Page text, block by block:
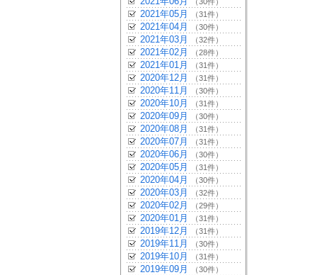
2021年05月 （31件）
2021年04月 （30件）
2021年03月 （32件）
2021年02月 （28件）
2021年01月 （31件）
2020年12月 （31件）
2020年11月 （30件）
2020年10月 （31件）
2020年09月 （30件）
2020年08月 （31件）
2020年07月 （31件）
2020年06月 （30件）
2020年05月 （31件）
2020年04月 （30件）
2020年03月 （32件）
2020年02月 （29件）
2020年01月 （31件）
2019年12月 （31件）
2019年11月 （30件）
2019年10月 （31件）
2019年09月 （30件）